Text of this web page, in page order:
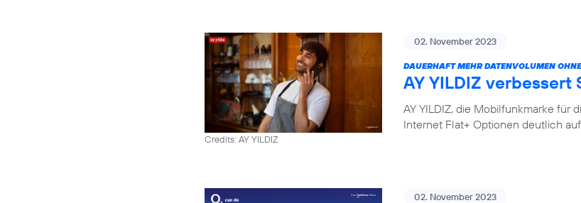
Credits: AY YILDIZ
02. November 2023
DAUERHAFT MEHR DATENVOLUMEN
AY YILDIZ
AY YILDIZ, die Mobilfunkmarke für
Internet Flat+ Optionen deutlich
02. November 2023